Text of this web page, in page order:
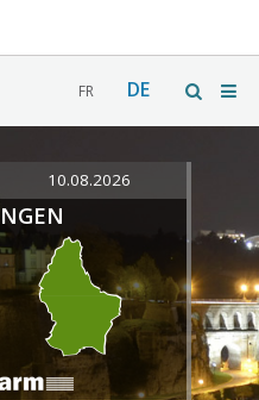
FR DE
10.08.2026